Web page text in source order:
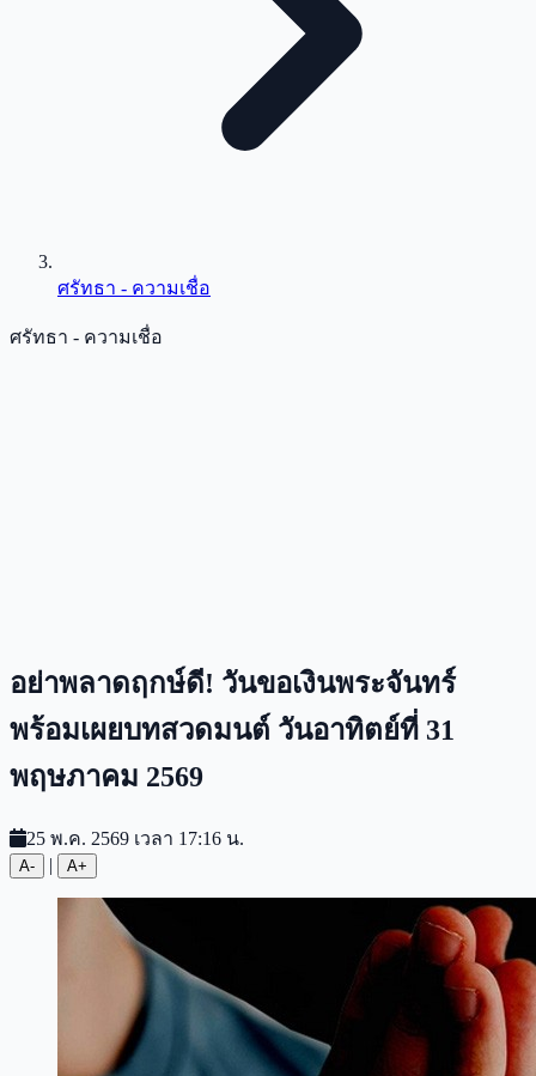
ศรัทธา - ความเชื่อ
ศรัทธา - ความเชื่อ
อย่าพลาดฤกษ์ดี! วันขอเงินพระจันทร์
พร้อมเผยบทสวดมนต์ วันอาทิตย์ที่ 31
พฤษภาคม 2569
25 พ.ค. 2569 เวลา 17:16 น.
A- | A+